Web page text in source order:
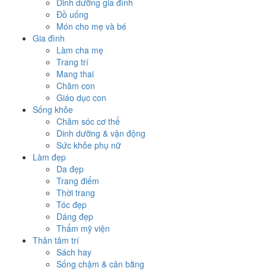
Dinh dưỡng gia đình
Đồ uống
Món cho mẹ và bé
Gia đình
Làm cha mẹ
Trang trí
Mang thai
Chăm con
Giáo dục con
Sống khỏe
Chăm sóc cơ thể
Dinh dưỡng & vận động
Sức khỏe phụ nữ
Làm đẹp
Da đẹp
Trang điểm
Thời trang
Tóc đẹp
Dáng đẹp
Thẩm mỹ viện
Thân tâm trí
Sách hay
Sống chậm & cân bằng